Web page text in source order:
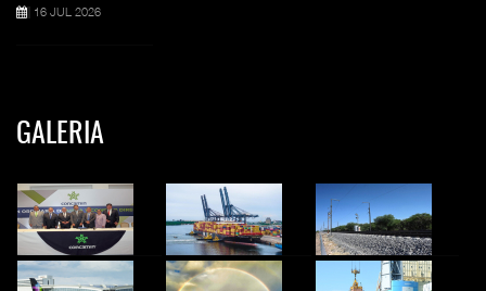
16 JUL 2026
GALERIA